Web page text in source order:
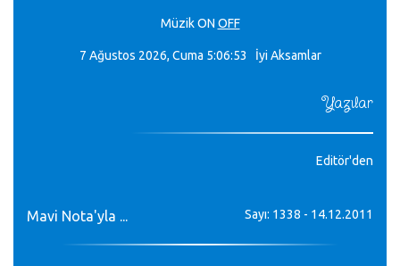
MüzikON OFF
7 Ağustos 2026, Cuma 5:06:53 İyi Aksamlar
Yazılar
Editör'den
Mavi Nota'yla ... Sayı: 1338 - 14.12.2011